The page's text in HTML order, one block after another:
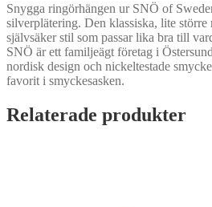
Snygga ringörhängen ur SNÖ of
silverplätering. Den klassiska, lite större
självsäker stil som passar lika bra till
SNÖ är ett familjeägt företag i
nordisk design och nickeltestade
favorit i smyckesasken.
Relaterade produkter